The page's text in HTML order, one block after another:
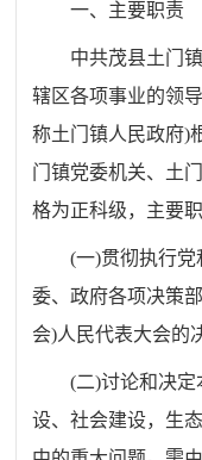
一、主要职责
中共茂县土门
辖区各项事业的领
称土门镇人民政府)
门镇党委机关、土
格为正科级，主要
(一)贯彻执行党
委、政府各项决策
会)人民代表大会的
(二)讨论和决定
设、社会建设，生